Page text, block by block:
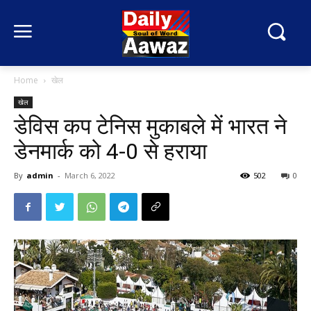
Home खेल
खेल
डेविस कप टेनिस मुकाबले में भारत ने
डेनमार्क को 4-0 से हराया
By admin - March 6, 2022 0
502